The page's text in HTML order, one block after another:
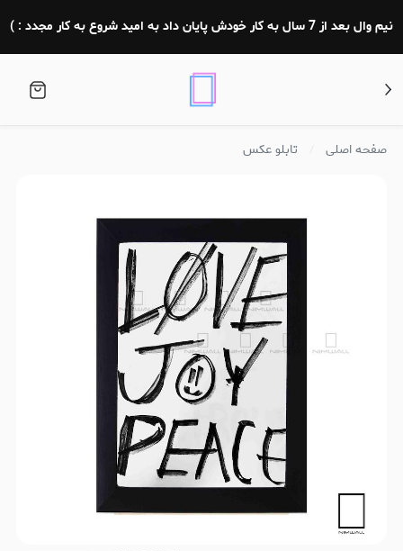
نیم وال بعد از 7 سال به کار خودش پایان داد به امید شروع به کار مجدد : )
صفحه اصلی تابلو عکس